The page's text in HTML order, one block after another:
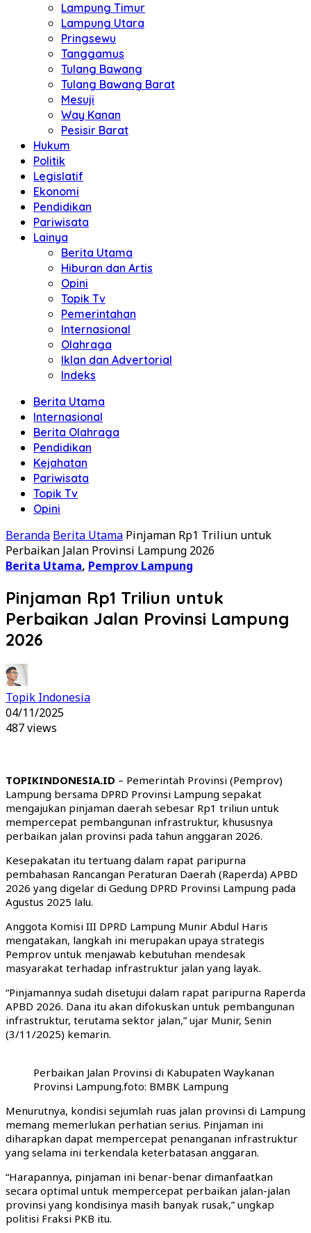
Lampung Timur
Lampung Utara
Pringsewu
Tanggamus
Tulang Bawang
Tulang Bawang Barat
Mesuji
Way Kanan
Pesisir Barat
Hukum
Politik
Legislatif
Ekonomi
Pendidikan
Pariwisata
Lainya
Berita Utama
Hiburan dan Artis
Opini
Topik Tv
Pemerintahan
Internasional
Olahraga
Iklan dan Advertorial
Indeks
Berita Utama
Internasional
Berita Olahraga
Pendidikan
Kejahatan
Pariwisata
Topik Tv
Opini
Beranda Berita Utama Pinjaman Rp1 Triliun untuk
Perbaikan Jalan Provinsi Lampung 2026
Berita Utama, Pemprov Lampung
Pinjaman Rp1 Triliun untuk
Perbaikan Jalan Provinsi Lampung
2026
Topik Indonesia
04/11/2025
487 views
TOPIKINDONESIA.ID – Pemerintah Provinsi (Pemprov)
Lampung bersama DPRD Provinsi Lampung sepakat
mengajukan pinjaman daerah sebesar Rp1 triliun untuk
mempercepat pembangunan infrastruktur, khususnya
perbaikan jalan provinsi pada tahun anggaran 2026.
Kesepakatan itu tertuang dalam rapat paripurna
pembahasan Rancangan Peraturan Daerah (Raperda) APBD
2026 yang digelar di Gedung DPRD Provinsi Lampung pada
Agustus 2025 lalu.
Anggota Komisi III DPRD Lampung Munir Abdul Haris
mengatakan, langkah ini merupakan upaya strategis
Pemprov untuk menjawab kebutuhan mendesak
masyarakat terhadap infrastruktur jalan yang layak.
“Pinjamannya sudah disetujui dalam rapat paripurna Raperda
APBD 2026. Dana itu akan difokuskan untuk pembangunan
infrastruktur, terutama sektor jalan,” ujar Munir, Senin
(3/11/2025) kemarin.
Perbaikan Jalan Provinsi di Kabupaten Waykanan
Provinsi Lampung.foto: BMBK Lampung
Menurutnya, kondisi sejumlah ruas jalan provinsi di Lampung
memang memerlukan perhatian serius. Pinjaman ini
diharapkan dapat mempercepat penanganan infrastruktur
yang selama ini terkendala keterbatasan anggaran.
“Harapannya, pinjaman ini benar-benar dimanfaatkan
secara optimal untuk mempercepat perbaikan jalan-jalan
provinsi yang kondisinya masih banyak rusak,” ungkap
politisi Fraksi PKB itu.